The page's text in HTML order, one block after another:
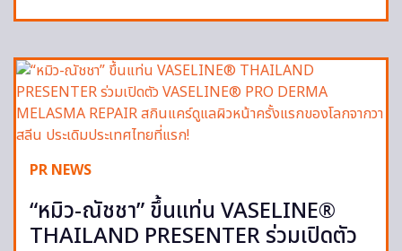
PR NEWS
“หมิว-ณัชชา” ขึ้นแท่น VASELINE®
THAILAND PRESENTER ร่วมเปิดตัว